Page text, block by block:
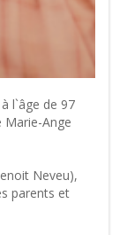
l`âge de 97
Ange
Neveu),
parents et